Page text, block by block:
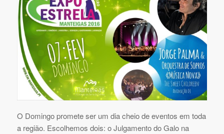
O Domingo promete ser um dia cheio de eventos em toda
a região. Escolhemos dois: o Julgamento do Galo na